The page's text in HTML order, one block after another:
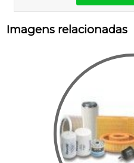
Imagens relacionadas